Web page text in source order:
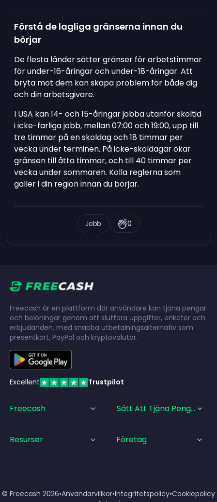
Förstå de lagliga gränserna innan du
börjar
De flesta länder sätter gränser för arbetstimmar
för under-16-åringar och under-18-åringar. Att
bryta mot dem kan skapa problem för både dig
och din arbetsgivare.
I USA kan 14- och 15-åringar jobba utanför skoltid
i icke-farliga jobb, mellan 07:00 och 19:00, upp till
tre timmar på en skoldag och 18 timmar per
vecka under terminen. På icke-skoldagar ökar
gränsen till åtta timmar, och till 40 timmar per
vecka under sommaren. Kolla reglerna som
gäller i din region innan du börjar.
Jobb 0
Freecash är en plattform där användare kan tjäna pengar
och belöningar genom att slutföra uppgifter, enkäter och
erbjudanden, med snabba utbetalningsalternativ som
presentkort, PayPal och kryptovalutor.
Excellent Trustpilot
Freecash Sätt Att Tjäna Pengar
Resurser Företag
© Freecash 2026•Användarvillkor•Integritetspolicy•Cookiepolicy